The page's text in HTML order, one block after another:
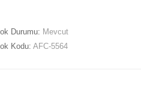
Durumu: Mevcut
Kodu: AFC-5564